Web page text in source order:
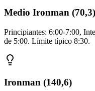
Medio Ironman (70,3)
Principiantes: 6:00-7:00,
de 5:00. Límite típico 8:30.
Ironman (140,6)